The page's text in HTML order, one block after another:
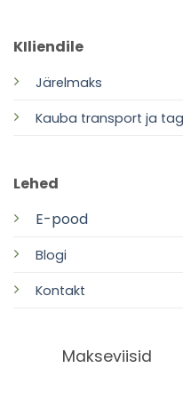
KIliendile
Järelmaks
Kauba transport ja
Lehed
E-pood
Blogi
Kontakt
Makseviisid